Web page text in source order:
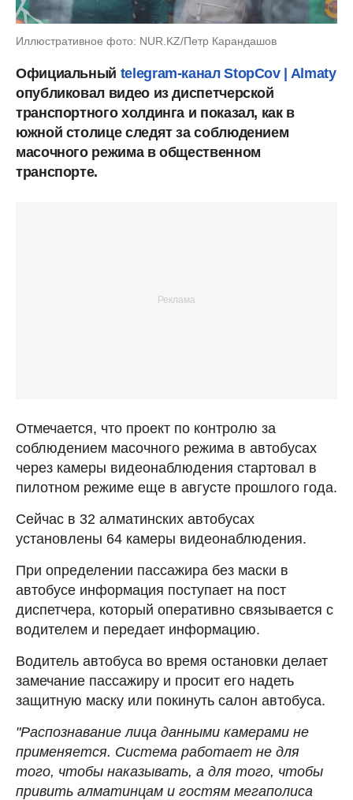
Иллюстративное фото: NUR.KZ/Петр Карандашов
Официальный telegram-канал StopCov | Almaty
опубликовал видео из диспетчерской
транспортного холдинга и показал, как в
южной столице следят за соблюдением
масочного режима в общественном
транспорте.
Отмечается, что проект по контролю за
соблюдением масочного режима в автобусах
через камеры видеонаблюдения стартовал в
пилотном режиме еще в августе прошлого года.
Сейчас в 32 алматинских автобусах
установлены 64 камеры видеонаблюдения.
При определении пассажира без маски в
автобусе информация поступает на пост
диспетчера, который оперативно связывается с
водителем и передает информацию.
Водитель автобуса во время остановки делает
замечание пассажиру и просит его надеть
защитную маску или покинуть салон автобуса.
"Распознавание лица данными камерами не
применяется. Система работает не для
того, чтобы наказывать, а для того, чтобы
привить алматинцам и гостям мегаполиса